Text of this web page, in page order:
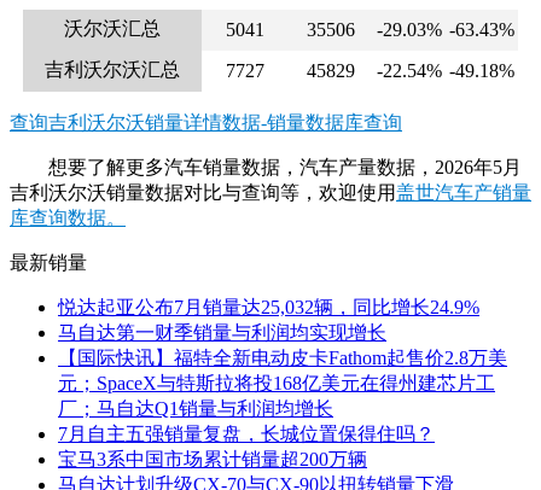
沃尔沃汇总
5041 35506 -29.03% -63.43%
吉利沃尔沃汇总
7727 45829 -22.54% -49.18%
查询吉利沃尔沃销量详情数据-销量数据库查询
想要了解更多汽车销量数据，汽车产量数据，2026年5月
吉利沃尔沃销量数据对比与查询等，欢迎使用盖世汽车产销量
库查询数据。
最新销量
悦达起亚公布7月销量达25,032辆，同比增长24.9%
马自达第一财季销量与利润均实现增长
【国际快讯】福特全新电动皮卡Fathom起售价2.8万美
元；SpaceX与特斯拉将投168亿美元在得州建芯片工
厂；马自达Q1销量与利润均增长
7月自主五强销量复盘，长城位置保得住吗？
宝马3系中国市场累计销量超200万辆
马自达计划升级CX-70与CX-90以扭转销量下滑